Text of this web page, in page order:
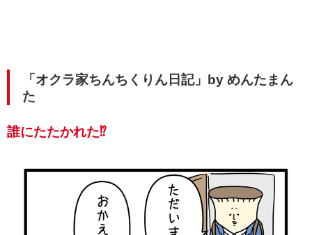
「オクラ家ちんちくりん日記」by めんたまん
た
誰にたたかれた⁉️